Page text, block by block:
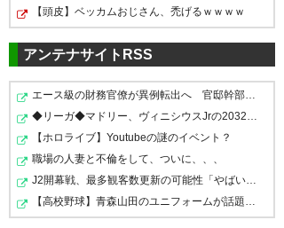
0412U-名無しさん2024/07/31(水) 21:18:50 ID:3bbnUAzG0
キャラにも会いたいな
松井フレンズvsイバ，キャラフレンズ
出来ないかな
U-名無しさん2024/07/31(水) 22:17:28 ID:MWoiNtKr0
イバ引退かあ。イバが大当たりで上昇気流に乗れた
感が凄い有ったからな。もちろん服部GM体制の力
も凄かったが。一生忘れないよ
【頭皮】ベッカムおじさん、禿げるｗｗｗｗ
アンテナサイトRSS
エース級の財務官僚が異例転出へ 官邸幹部「協力的でな…
◆リーガ◆マドリー、ヴィニシウスJrの2032年までの契約延…
【ホロライブ】Youtubeの謎のイベント？
職場の人妻と不倫をして、ついに、、、
J2開幕戦、最多観客数更新の可能性「やばい！」 チケッ…
【高校野球】青森山田のユニフォームが話題沸騰！称賛続…